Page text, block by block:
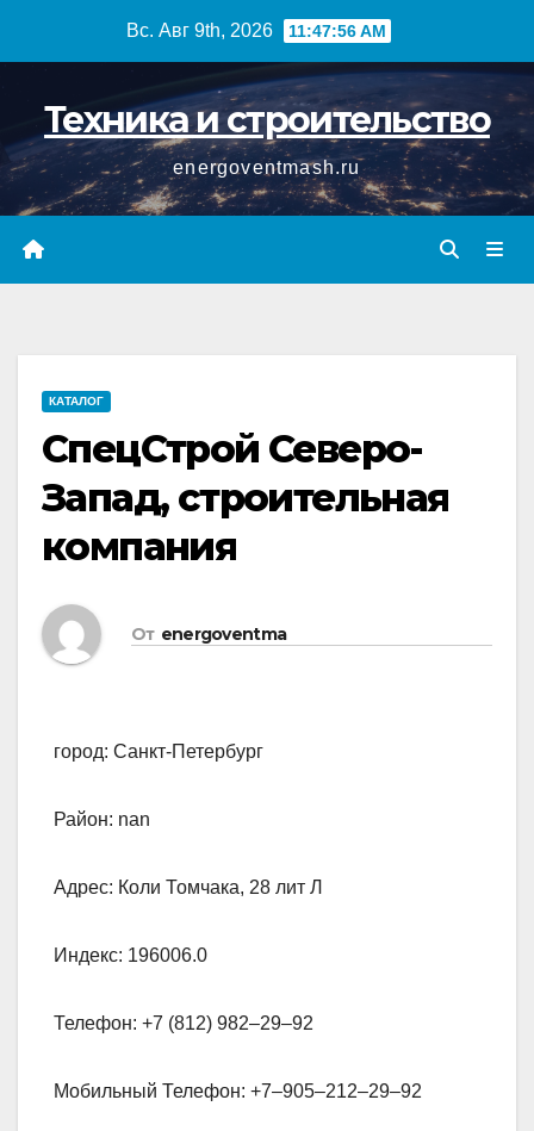
Вс. Авг 9th, 2026 11:47:57 AM
Техника и строительство
energoventmash.ru
КАТАЛОГ
СпецСтрой Северо-
Запад, строительная
компания
От energoventma
город: Санкт-Петербург
Район: nan
Адрес: Коли Томчака, 28 лит Л
Индекс: 196006.0
Телефон: +7 (812) 982‒29‒92
Мобильный Телефон: +7‒905‒212‒29‒92